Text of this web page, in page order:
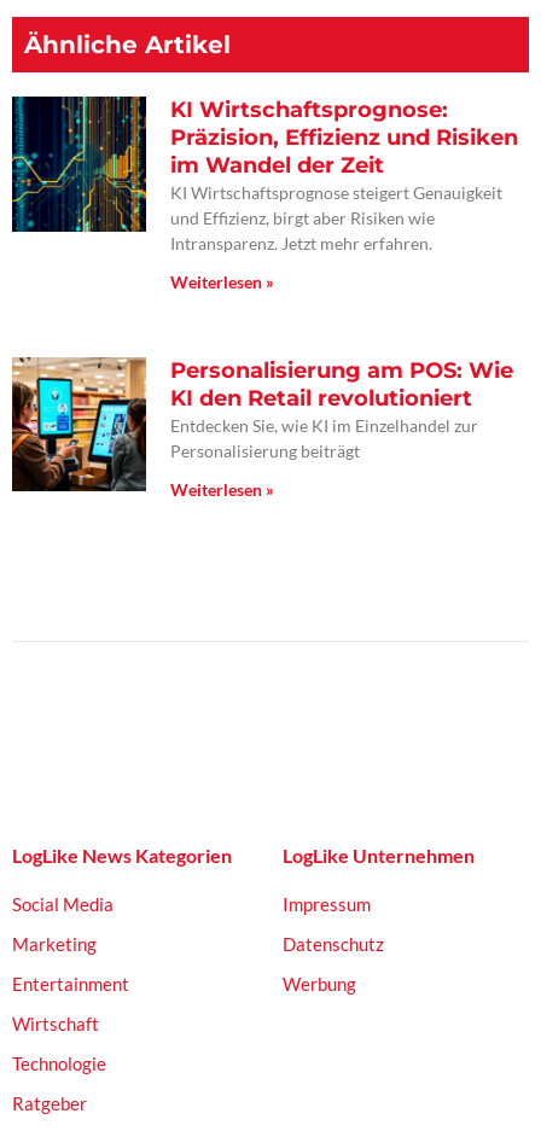
Ähnliche Artikel
KI Wirtschaftsprognose:
Präzision, Effizienz und Risiken
im Wandel der Zeit
KI Wirtschaftsprognose steigert Genauigkeit
und Effizienz, birgt aber Risiken wie
Intransparenz. Jetzt mehr erfahren.
Weiterlesen »
Personalisierung am POS: Wie
KI den Retail revolutioniert
Entdecken Sie, wie KI im Einzelhandel zur
Personalisierung beiträgt
Weiterlesen »
LogLike News Kategorien
Social Media
Marketing
Entertainment
Wirtschaft
Technologie
Ratgeber
LogLike Unternehmen
Impressum
Datenschutz
Werbung